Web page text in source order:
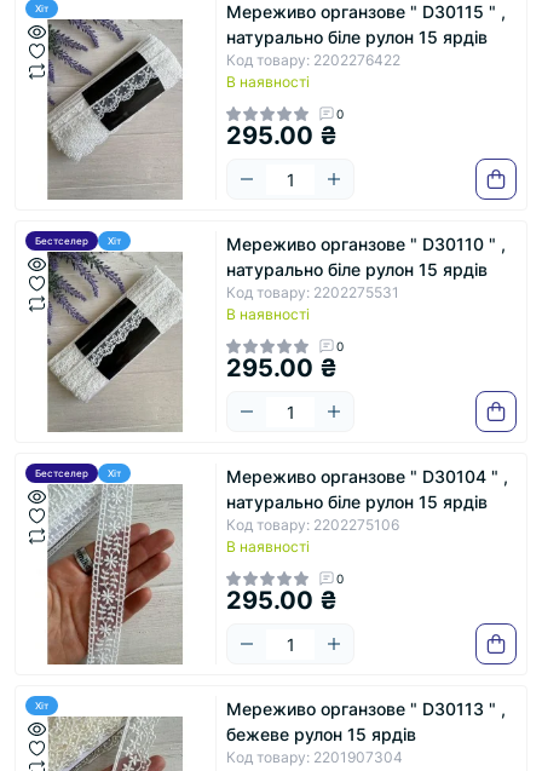
Хіт
Мереживо органзове " D30115 " ,
натурально біле рулон 15 ярдів
Код товару: 2202276422
В наявності
0
295.00 ₴
Бестселер Хіт
Мереживо органзове " D30110 " ,
натурально біле рулон 15 ярдів
Код товару: 2202275531
В наявності
0
295.00 ₴
Бестселер Хіт
Мереживо органзове " D30104 " ,
натурально біле рулон 15 ярдів
Код товару: 2202275106
В наявності
0
295.00 ₴
Хіт
Мереживо органзове " D30113 " ,
бежеве рулон 15 ярдів
Код товару: 2201907304